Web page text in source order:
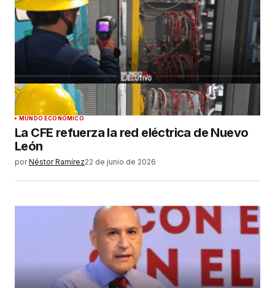
MUNDO ECONÓMICO
La CFE refuerza la red eléctrica de Nuevo
León
por Néstor Ramírez22 de junio de 2026